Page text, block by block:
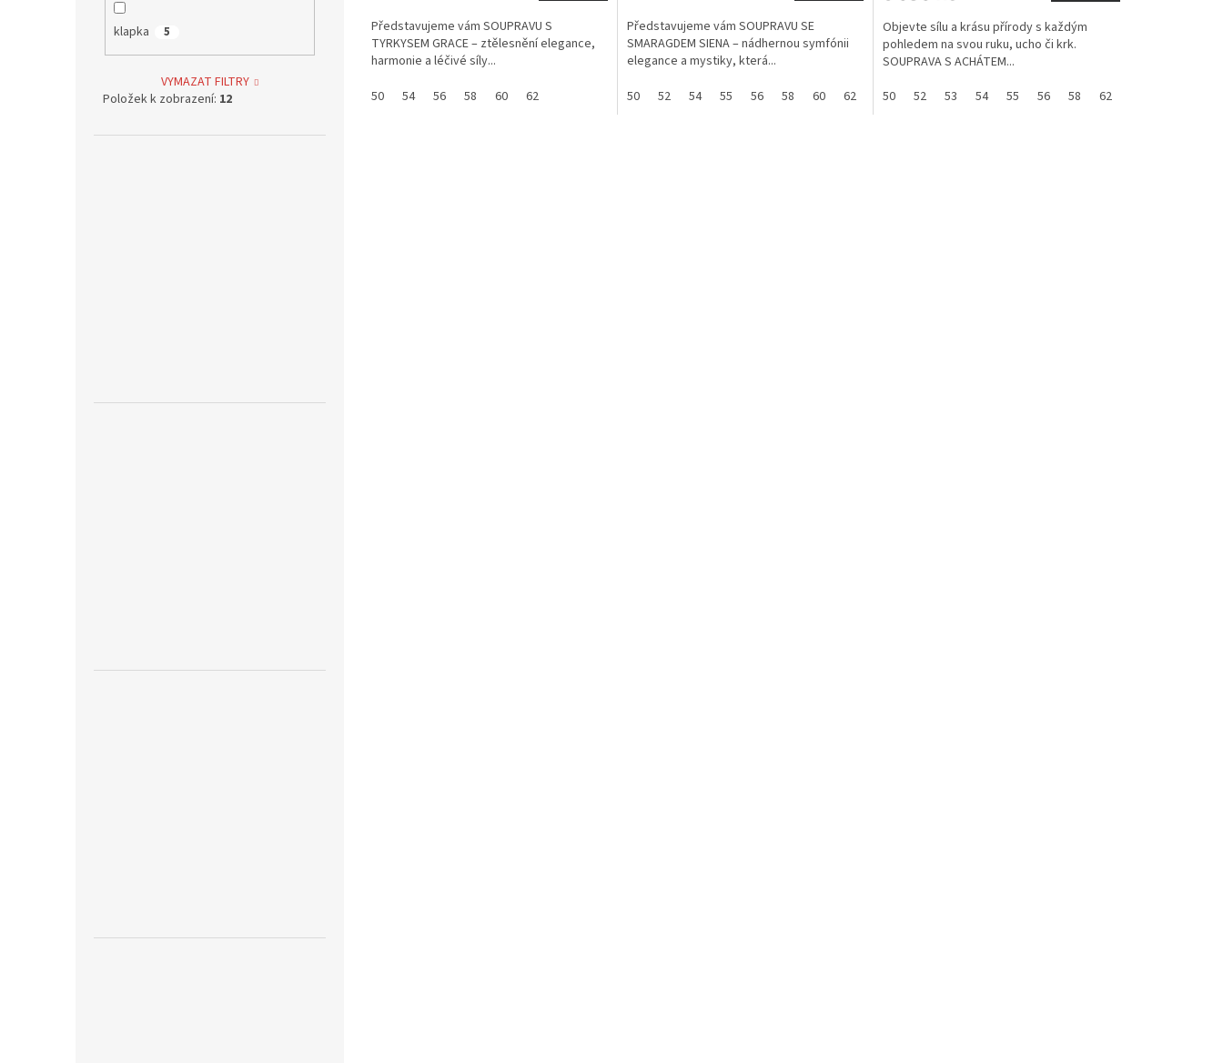
klapka 5
VYMAZAT FILTRY
Položek k zobrazení: 12
Představujeme vám SOUPRAVU S
TYRKYSEM GRACE – ztělesnění elegance,
harmonie a léčivé síly...
50
54 56 58 60 62
Představujeme vám SOUPRAVU SE
SMARAGDEM SIENA – nádhernou symfónii
elegance a mystiky, která...
50
52 54 55 56 58 60 62
Objevte sílu a krásu přírody s každým
pohledem na svou ruku, ucho či krk.
SOUPRAVA S ACHÁTEM...
50
52 53 54 55 56 58 62